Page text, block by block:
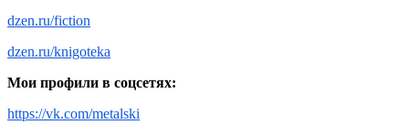
dzen.ru/fiction
dzen.ru/knigoteka
Мои профили в соцсетях:
https://vk.com/metalski